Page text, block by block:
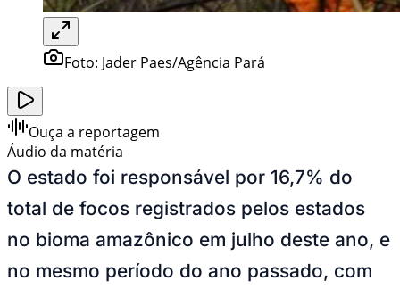
Foto: Jader Paes/Agência Pará
Ouça a reportagem
Áudio da matéria
O estado foi responsável por 16,7% do
total de focos registrados pelos estados
no bioma amazônico em julho deste ano, e
no mesmo período do ano passado, com